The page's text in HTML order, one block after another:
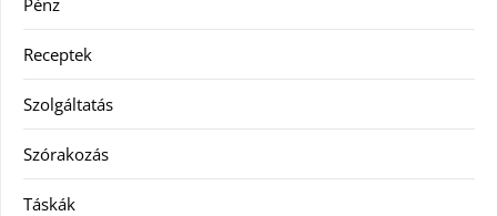
Receptek
Szolgáltatás
Szórakozás
Táskák